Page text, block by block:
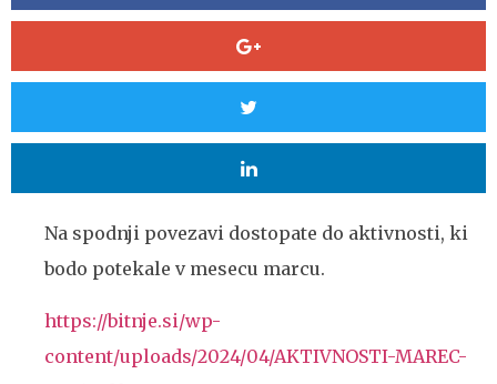
Na spodnji povezavi dostopate do aktivnosti, ki
bodo potekale v mesecu marcu.
https://bitnje.si/wp-
content/uploads/2024/04/AKTIVNOSTI-MAREC-